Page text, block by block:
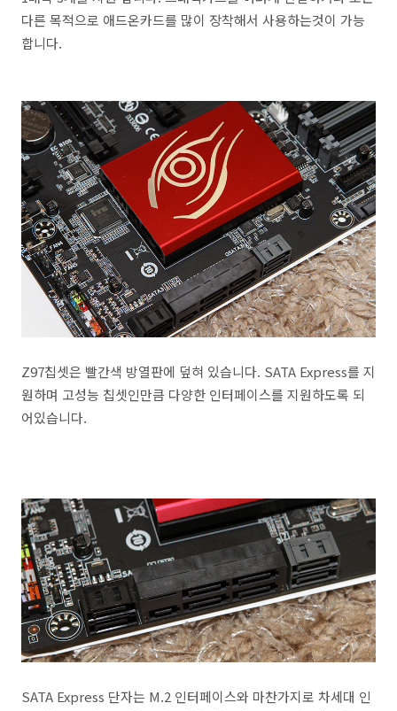
다른 목적으로 애드온카드를 많이 장착해서 사용하는것이 가능
합니다.
Z97칩셋은 빨간색 방열판에 덮혀 있습니다. SATA Express를 지
원하며 고성능 칩셋인만큼 다양한 인터페이스를 지원하도록 되
어있습니다.
SATA Express 단자는 M.2 인터페이스와 마찬가지로 차세대 인